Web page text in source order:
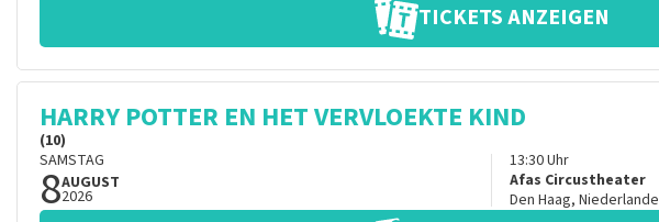
TICKETS ANZEIGEN
HARRY POTTER EN HET VERVLOEKTE KIND
(10)
SAMSTAG
8AUGUST
2026
13:30Uhr
Afas Circustheater
Den Haag, Niederlande